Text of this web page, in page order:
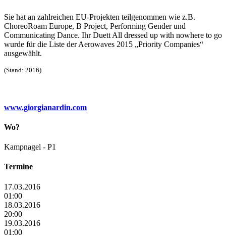
Sie hat an zahlreichen EU-Projekten teilgenommen wie z.B.
ChoreoRoam Europe, B Project, Performing Gender und
Communicating Dance. Ihr Duett All dressed up with nowhere to go
wurde für die Liste der Aerowaves 2015 „Priority Companies“
ausgewählt.
(Stand: 2016)
www.giorgianardin.com
Wo?
Kampnagel - P1
Termine
17.03.2016
01:00
18.03.2016
20:00
19.03.2016
01:00